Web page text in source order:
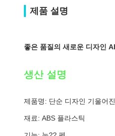
제품 설명
좋은 품질의 새로운 디자인
생산 설명
제품명: 단순 디자인 기울어
재료: ABS 플라스틱